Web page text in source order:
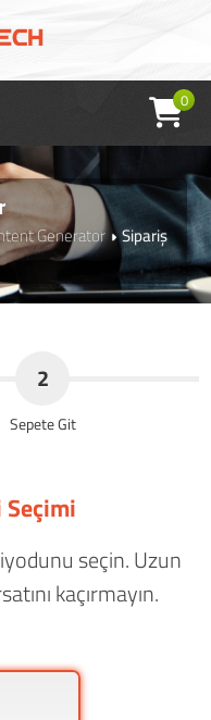
0
Generator
Sipariş
2
Sepete Git
seçin. Uzun
kaçırmayın.